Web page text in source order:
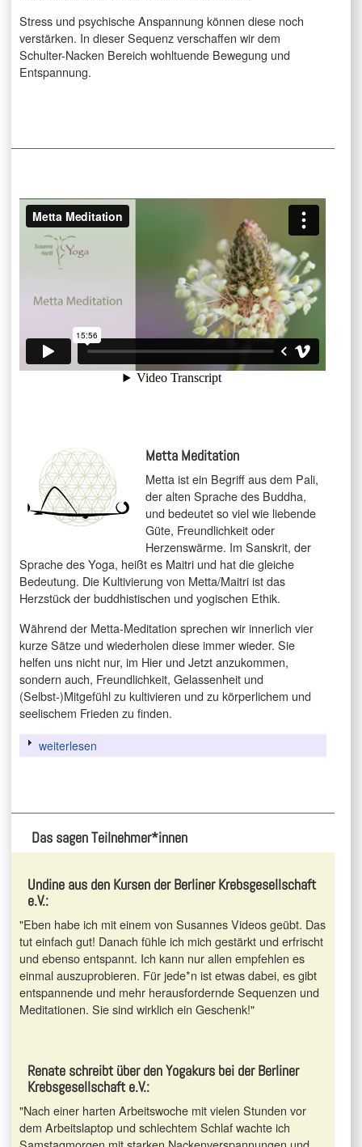
Stress und psychische Anspannung können diese noch
verstärken. In dieser Sequenz verschaffen wir dem
Schulter-Nacken Bereich wohltuende Bewegung und
Entspannung.
Metta Meditation
Metta ist ein Begriff aus dem Pali,
der alten Sprache des Buddha,
und bedeutet so viel wie liebende
Güte, Freundlichkeit oder
Herzenswärme. Im Sanskrit, der
Sprache des Yoga, heißt es Maitri und hat die gleiche
Bedeutung. Die Kultivierung von Metta/Maitri ist das
Herzstück der buddhistischen und yogischen Ethik.
Während der Metta-Meditation sprechen wir innerlich vier
kurze Sätze und wiederholen diese immer wieder. Sie
helfen uns nicht nur, im Hier und Jetzt anzukommen,
sondern auch, Freundlichkeit, Gelassenheit und
(Selbst-)Mitgefühl zu kultivieren und zu körperlichem und
seelischem Frieden zu finden.
weiterlesen
Das sagen Teilnehmer*innen
Undine aus den Kursen der Berliner Krebsgesellschaft
e.V.:
"Eben habe ich mit einem von Susannes Videos geübt. Das
tut einfach gut! Danach fühle ich mich gestärkt und erfrischt
und ebenso entspannt. Ich kann nur allen empfehlen es
einmal auszuprobieren. Für jede*n ist etwas dabei, es gibt
entspannende und mehr herausfordernde Sequenzen und
Meditationen. Sie sind wirklich ein Geschenk!"
Renate schreibt über den Yogakurs bei der Berliner
Krebsgesellschaft e.V.:
"Nach einer harten Arbeitswoche mit vielen Stunden vor
dem Arbeitslaptop und schlechtem Schlaf wachte ich